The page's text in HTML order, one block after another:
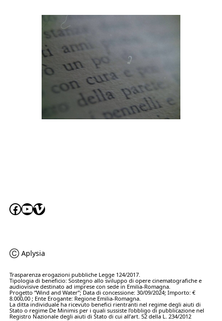
Facebook
YouTube
Vimeo
Ⓒ Aplysia
Trasparenza erogazioni pubbliche Legge 124/2017.
Tipologia di beneficio: Sostegno allo sviluppo di opere cinematografiche e
audiovisive destinato ad imprese con sede in Emilia-Romagna.
Progetto “Wind and Water”; Data di concessione: 30/09/2024; Importo: €
8.000,00 ; Ente Erogante: Regione Emilia-Romagna.
La ditta individuale ha ricevuto benefici rientranti nel regime degli aiuti di
Stato o regime De Minimis per i quali sussiste l’obbligo di pubblicazione nel
Registro Nazionale degli aiuti di Stato di cui all’art. 52 della L. 234/2012